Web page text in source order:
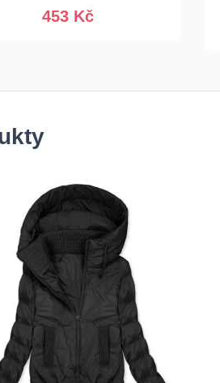
453 Kč